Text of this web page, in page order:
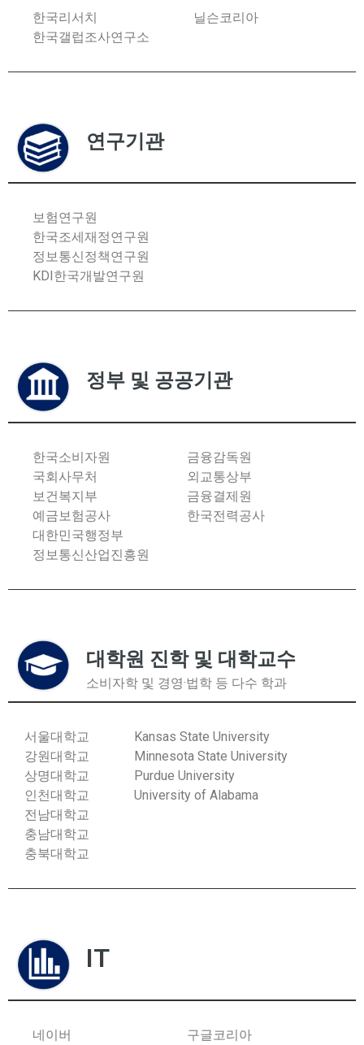
한국리서치
한국갤럽조사연구소
닐슨코리아
연구기관
보험연구원
한국조세재정연구원
정보통신정책연구원
KDI한국개발연구원
정부 및 공공기관
한국소비자원
국회사무처
보건복지부
예금보험공사
대한민국행정부
정보통신산업진흥원
금융감독원
외교통상부
금융결제원
한국전력공사
대학원 진학 및 대학교수
소비자학 및 경영·법학 등 다수 학과
서울대학교
강원대학교
상명대학교
인천대학교
전남대학교
충남대학교
충북대학교
Kansas State University
Minnesota State University
Purdue University
University of Alabama
IT
네이버
구글코리아